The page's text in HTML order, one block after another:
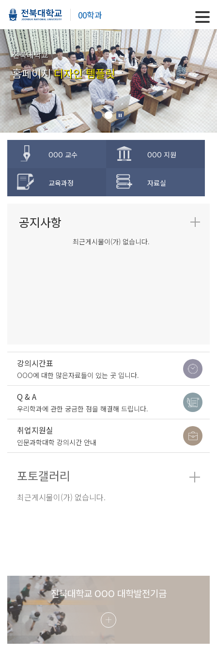
00학과
전북대학교
홈페이지디자인 템플릿
OOO 교수 OOO 지원
교육과정 자료실
최근게시물이(가) 없습니다.
강의시간표
OOO에 대한 많은자료들이 있는 곳 입니다.
Q & A
우리학과에 관한 궁금한 점을 해결해 드립니다.
취업지원실
인문과학대학 강의시간 안내
포토갤러리
최근게시물이(가) 없습니다.
전북대학교 OOO 대학발전기금